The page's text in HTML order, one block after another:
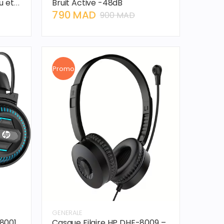
et
Bruit Active -48dB
790 MAD 900 MAD
Promo
GENERALE